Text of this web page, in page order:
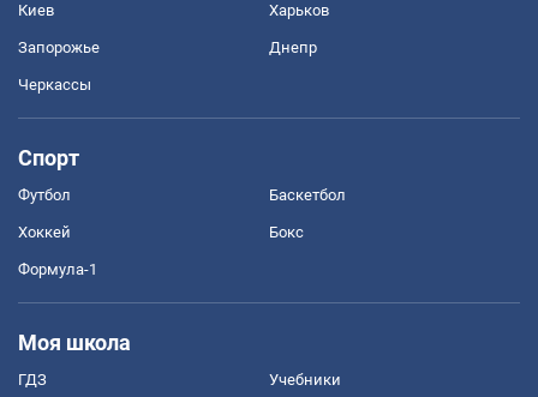
Киев Харьков
Запорожье Днепр
Черкассы
Спорт
Футбол Баскетбол
Хоккей Бокс
Формула-1
Моя школа
ГДЗ Учебники